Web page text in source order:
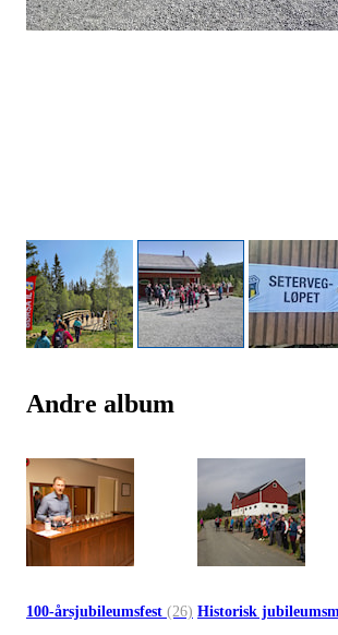
Andre album
100-årsjubileumsfest (26) Historisk